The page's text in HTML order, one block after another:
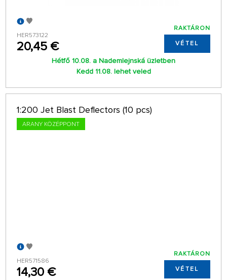
HER573122
20,45 €
RAKTÁRON
VÉTEL
Hétfő 10.08. a Nademlejnská üzletben
Kedd 11.08. lehet veled
1:200 Jet Blast Deflectors (10 pcs)
ARANY KÖZÉPPONT
HER571586
14,30 €
RAKTÁRON
VÉTEL